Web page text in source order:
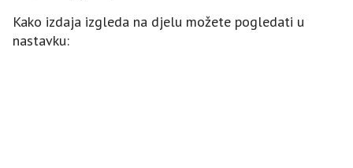
Kako izdaja izgleda na djelu možete pogledati u
nastavku: